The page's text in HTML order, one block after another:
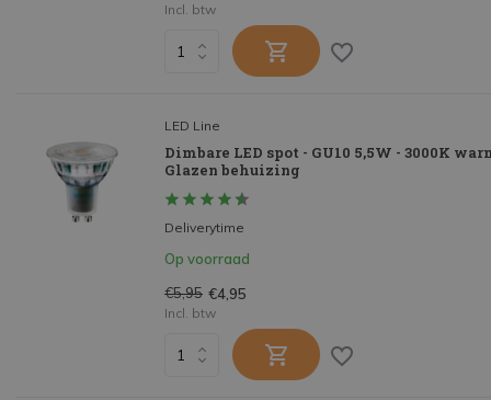
Incl. btw
LED Line
Dimbare LED spot - GU10 5,5W - 3000K
Glazen behuizing
Deliverytime
Op voorraad
€5,95 €4,95
Incl. btw